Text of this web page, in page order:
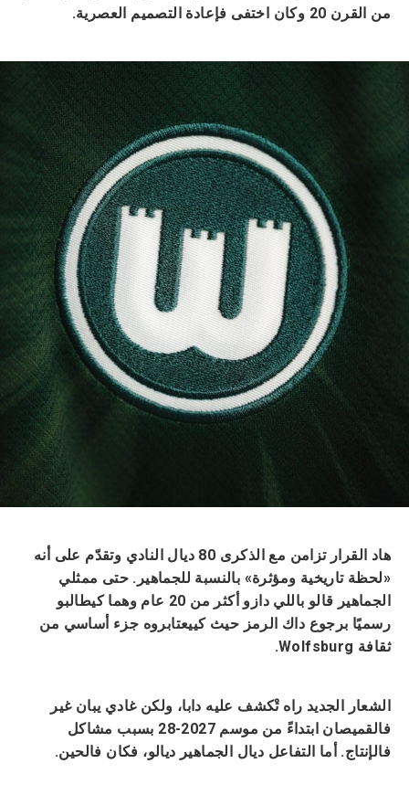
من القرن 20 وكان اختفى فإعادة التصميم العصرية.
هاد القرار تزامن مع الذكرى 80 ديال النادي وتقدّم على أنه
«لحظة تاريخية ومؤثرة» بالنسبة للجماهير. حتى ممثلي
الجماهير قالو باللي دازو أكثر من 20 عام وهما كيطالبو
رسميًا برجوع داك الرمز حيث كييعتابروه جزء أساسي من
ثقافة Wolfsburg.
الشعار الجديد راه تْكشف عليه دابا، ولكن غادي يبان غير
فالقميصان ابتداءً من موسم 2027-28 بسبب مشاكل
فالإنتاج. أما التفاعل ديال الجماهير ديالو، فكان فالحين.